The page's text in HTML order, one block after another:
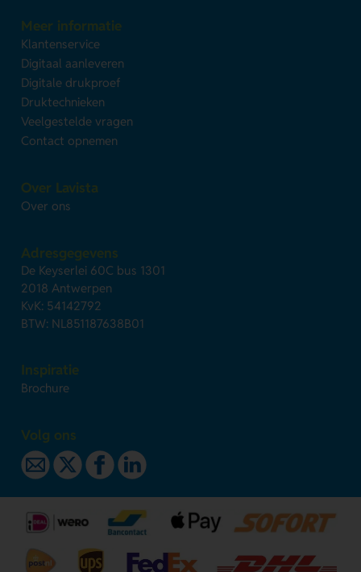
Meer informatie
Klantenservice
Digitaal aanleveren
Digitale drukproef
Druktechnieken
Veelgestelde vragen
Contact opnemen
Over Lavista
Over ons
Adresgegevens
De Keyserlei 60C bus 1301
2018 Antwerpen
KvK: 54142792
BTW: NL851187638B01
Inspiratie
Brochure
Volg ons